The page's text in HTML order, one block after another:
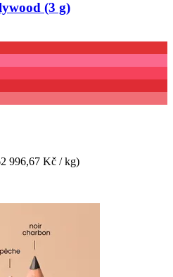
(3 g)
996,67 Kč / kg)